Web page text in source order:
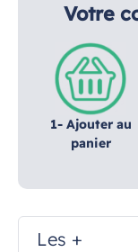
Votre
1- Ajouter au
panier
Les +